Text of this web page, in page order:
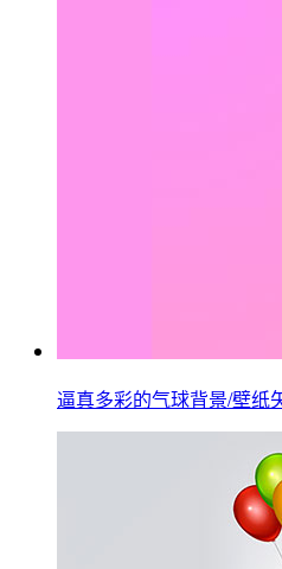
逼真多彩的气球背景/壁纸